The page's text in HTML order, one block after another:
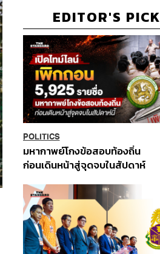
EDITOR'S PICK
POLITICS
มหากาพย์โกงข้อสอบท้องถิ่น
ก่อนเดินหน้าสู่จุดจบในสัปดาห์